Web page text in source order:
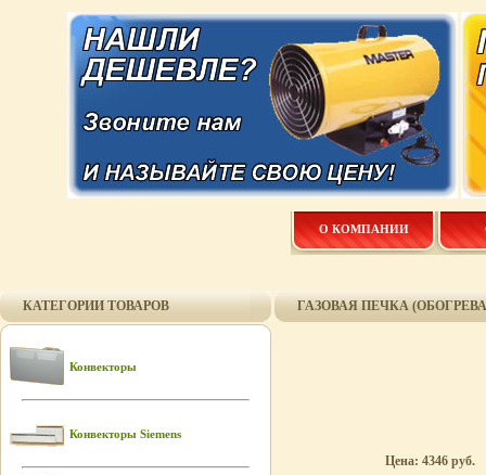
О КОМПАНИИ
КАТЕГОРИИ ТОВАРОВ
Конвекторы
Конвекторы Siemens
ГАЗОВАЯ ПЕЧКА
Цена: 4346 руб.